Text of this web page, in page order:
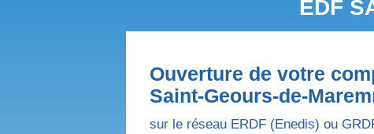
EDF
Ouverture de votre
Saint-Geours-de-
sur le réseau ERDF (Enedis) ou